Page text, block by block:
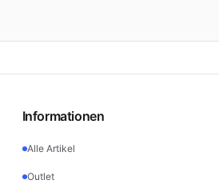
Informationen
Alle Artikel
Outlet